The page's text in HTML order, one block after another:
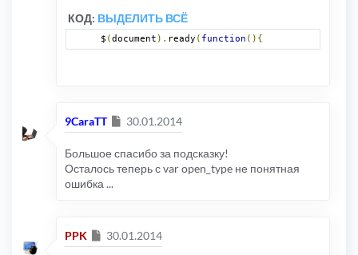
КОД: ВЫДЕЛИТЬ ВСЁ
$ (document ). ready ( function (){
9CaraTT Сообщение
30.01.2014
Большое спасибо за подсказку!
Осталось теперь с var open_type не понятная
ошибка ...
PPK Сообщение
30.01.2014